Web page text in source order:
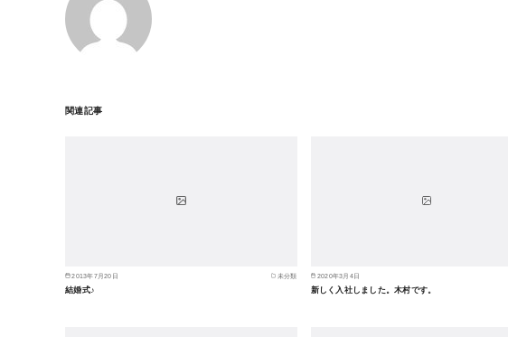
関連記事
2013年7月20日 未分類
結婚式♪
2020年3月4日
新しく入社しました。木村です。